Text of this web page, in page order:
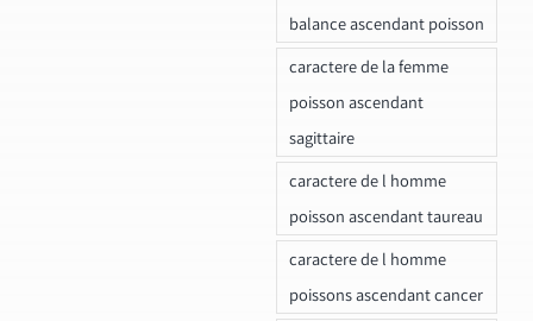
balance ascendant poisson
caractere de la femme
poisson ascendant
sagittaire
caractere de l homme
poisson ascendant taureau
caractere de l homme
poissons ascendant cancer